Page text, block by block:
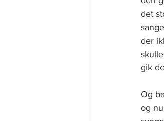
det
der
gik
Og
og